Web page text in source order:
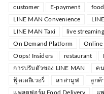
customer
E-payment
LINE MAN Convenience
LINE MAN Taxi
live streaming
On Demand Platform
Online
Oops! Insiders
restaurant
การปรับตัวของ LINE MAN
ค
ฟู้ดเดลิเวอรี่
ลาล่ามูฟ ลูกค้
แพลตฟอร์ม Food Delivery
แ